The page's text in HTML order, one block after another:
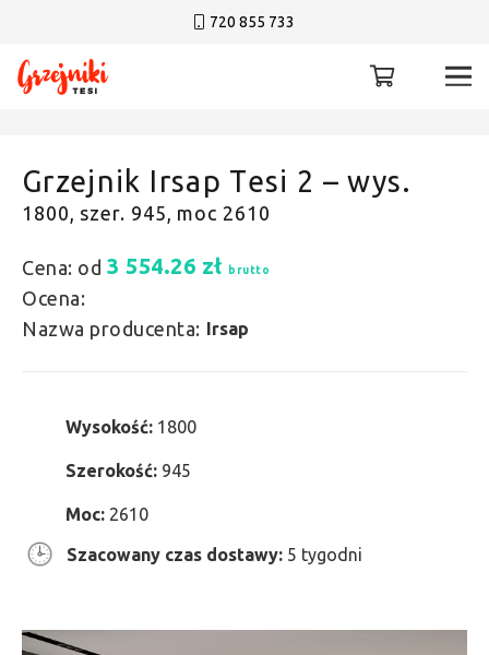
720 855 733
Grzejnik Irsap Tesi 2 – wys.
1800, szer. 945, moc 2610
Cena: od 3 554.26 zł brutto
Ocena:
Nazwa producenta: Irsap
Wysokość: 1800
Szerokość: 945
Moc: 2610
Szacowany czas dostawy: 5 tygodni